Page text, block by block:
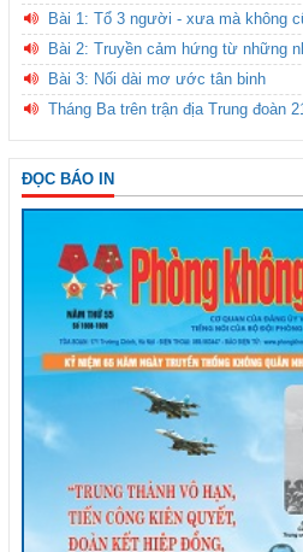
Bài 1: Tổ 3 người - xưa mà không
Bài 2: Truyền cảm hứng từ những
Bài 3: Nối dài mơ ước tân binh
Tháng Ba trên trận địa Trung đoàn
ĐỌC BÁO IN